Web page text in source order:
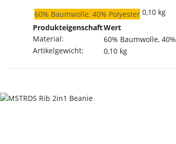
60% Baumwolle, 40% Polyester 0,10 kg
ProdukteigenschaftWert
Material:
60% Baumwolle,
Artikelgewicht:
0,10 kg